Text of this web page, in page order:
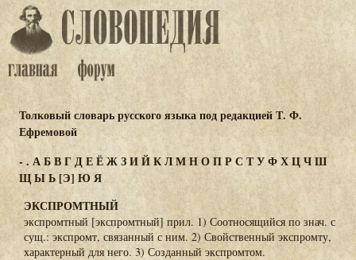
Толковый словарь русского языка под редакцией Т. Ф.
Ефремовой
- . АБВГДЕЁЖЗИЙКЛМНОПР С ТУФХЦЧШ
ЩЫЬ[Э] ЮЯ
ЭКСПРОМТНЫЙ
экспромтный [экспромтный] прил. 1) Соотносящийся по знач. с
сущ.: экспромт, связанный с ним. 2) Свойственный экспромту,
характерный для него. 3) Созданный экспромтом.